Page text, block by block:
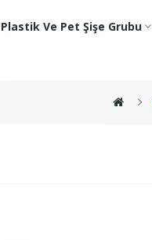
Plastik Ve Pet Şişe Grubu